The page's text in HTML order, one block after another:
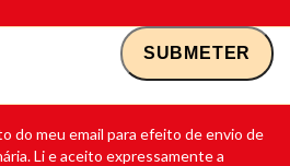
do meu email para efeito de envio de
Li e aceito expressamente a